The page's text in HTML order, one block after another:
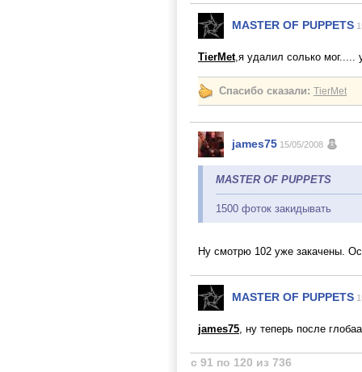
MASTER OF PUPPETS
TierMet,я удалил солько мог.....
Спасибо сказали: TierMet
james75 15/05/2008
MASTER OF PUPPETS
1500 фоток закидывать
Ну смотрю 102 уже закачены.
MASTER OF PUPPETS
james75, ну теперь после
с 91 по 120 из 736